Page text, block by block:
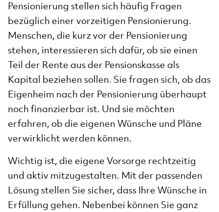
Pensionierung stellen sich häufig Fragen
bezüglich einer vorzeitigen Pensionierung.
Menschen, die kurz vor der Pensionierung
stehen, interessieren sich dafür, ob sie einen
Teil der Rente aus der Pensionskasse als
Kapital beziehen sollen. Sie fragen sich, ob das
Eigenheim nach der Pensionierung überhaupt
noch finanzierbar ist. Und sie möchten
erfahren, ob die eigenen Wünsche und Pläne
verwirklicht werden können.
Wichtig ist, die eigene Vorsorge rechtzeitig
und aktiv mitzugestalten. Mit der passenden
Lösung stellen Sie sicher, dass Ihre Wünsche in
Erfüllung gehen. Nebenbei können Sie ganz